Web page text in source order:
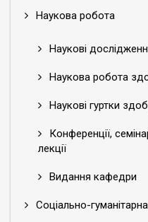
Наукова робота
Наукові
Наукова робота
Наукові гуртки
Конференції,
лекції
Видання кафедри
Соціально-